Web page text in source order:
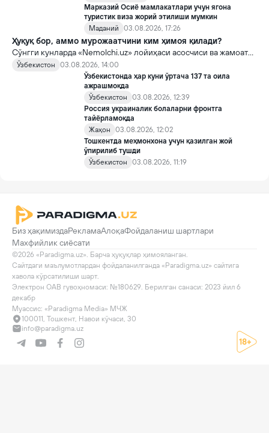
Марказий Осиё мамлакатлари учун ягона
туристик виза жорий этилиши мумкин
Маданий
03.08.2026, 17:26
Ҳуқуқ бор, аммо мурожаатчини ким ҳимоя қилади?
Сўнгги кунларда «Nemolchi.uz» лойиҳаси асосчиси ва жамоат
фаоли Ирина Матвиенко билан боғлиқ воқеа жамоатчиликда
кенг муҳокама қилинмоқда.
Ўзбекистон
03.08.2026, 14:00
Ўзбекистонда ҳар куни ўртача 137 та оила
ажрашмоқда
Ўзбекистон
03.08.2026, 12:39
Россия украиналик болаларни фронтга
тайёрламоқда
Жаҳон
03.08.2026, 12:02
Тошкентда меҳмонхона учун қазилган жой
ўпирилиб тушди
Ўзбекистон
03.08.2026, 11:19
Биз ҳақимиздаРекламаАлоқаФойдаланиш шартлари
Махфийлик сиёсати
©2026 «Paradigma.uz». Барча ҳуқуқлар ҳимояланган.
Сайтдаги маълумотлардан фойдаланилганда «Paradigma.uz» сайтига
хавола кўрсатилиши шарт.
Электрон ОАВ гувоҳномаси: №180629. Берилган санаси: 2023 йил 6
декабр
Муассис: «Paradigma Media» МЧЖ
100011, Тошкент, Навои кўчаси, 30
info@paradigma.uz